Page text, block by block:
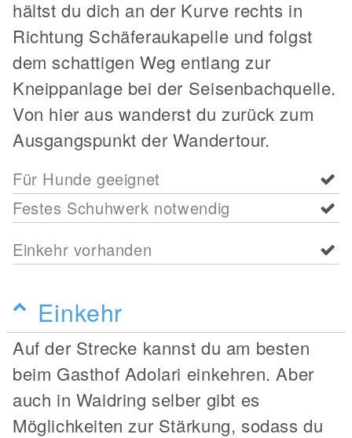
hältst du dich an der Kurve rechts in
Richtung Schäferaukapelle und folgst
dem schattigen Weg entlang zur
Kneippanlage bei der Seisenbachquelle.
Von hier aus wanderst du zurück zum
Ausgangspunkt der Wandertour.
Für Hunde geeignet
Festes Schuhwerk notwendig
Einkehr vorhanden
Einkehr
Auf der Strecke kannst du am besten
beim Gasthof Adolari einkehren. Aber
auch in Waidring selber gibt es
Möglichkeiten zur Stärkung, sodass du